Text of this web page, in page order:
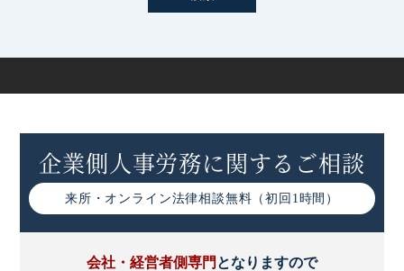
企業側人事労務に関するご相談
来所・オンライン法律相談無料（初回1時間）
会社・経営者側専門 となりますので